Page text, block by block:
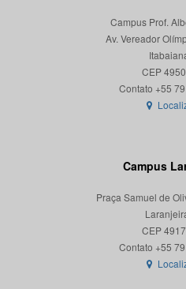
Campus Prof.
Av. Vereador
CEP
Campus
Praça Samuel de
CEP